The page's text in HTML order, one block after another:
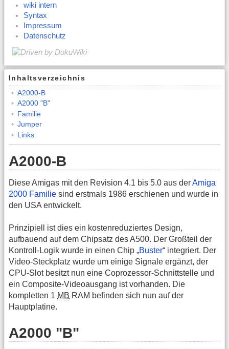
wiki intern
Syntax
Impressum
Datenschutz
Inhaltsverzeichnis
A2000-B
A2000 "B"
Familie
Jumper
Links
A2000-B
Diese Amigas mit den Revision 4.1 bis 5.0 aus derAmiga
2000 Familie sind erstmals 1986 erschienen und wurde in
den USA entwickelt.
Prinzipiell ist dies ein kostenreduziertes Design,
aufbauend auf dem Chipsatz des A500. Der Großteil der
Kontroll-Logik wurde in einen Chip „Buster“ integriert. Der
Video-Steckplatz wurde um einige Signale ergänzt, der
CPU-Slot besitzt nun eine Coprozessor-Schnittstelle und
ein Composite-Videoausgang ist vorhanden. Die
kompletten 1 MB RAM befinden sich nun auf der
Hauptplatine.
A2000 "B"